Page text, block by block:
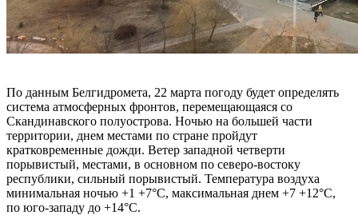
По данным Белгидромета, 22 марта погоду будет определять
система атмосферных фронтов, перемещающаяся со
Скандинавского полуострова. Ночью на большей части
территории, днем местами по стране пройдут
кратковременные дожди. Ветер западной четверти
порывистый, местами, в основном по северо-востоку
республики, сильный порывистый. Температура воздуха
минимальная ночью +1 +7°С, максимальная днем +7 +12°С,
по юго-западу до +14°С.